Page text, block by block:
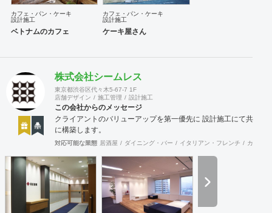
カフェ・パン・ケーキ
設計施工
ベトナムのカフェ
カフェ・パン・ケーキ
設計施工
ケーキ屋さん
株式会社シームレス
東京都渋谷区代々木5-67-7 1F
店舗デザイン
施工管理 設計施工
この会社からのメッセージ
クライアントのバリューアップを第一優先に 設計施工にて共
に構築します。
対応可能な業態 居酒屋 ダイニング・バー イタリアン・フレンチ カフェ